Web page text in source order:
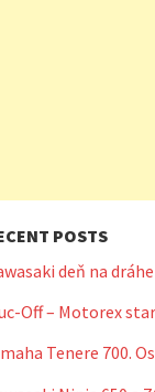
POSTS
deň na dráhe
Off – Motorex
Tenere 700.